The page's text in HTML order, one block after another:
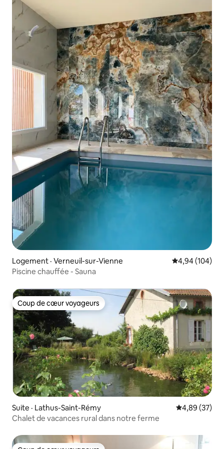
Logement · Verneuil-sur-Vienne Note
4,94 (104)
Piscine chauffée - Sauna
Coup de cœur voyageurs
Coup de cœur voyageurs
Suite · Lathus-Saint-Rémy Note
4,89 (37)
Chalet de vacances rural dans notre ferme